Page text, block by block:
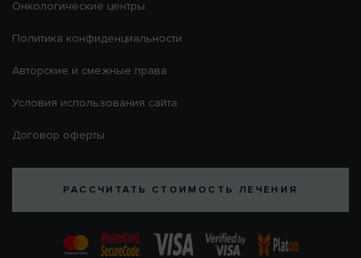
Онкологические центры
Политика конфиденциальности
Авторские и смежные права
Условия использования сайта
Договор оферты
РАССЧИТАТЬ СТОИМОСТЬ ЛЕЧЕНИЯ